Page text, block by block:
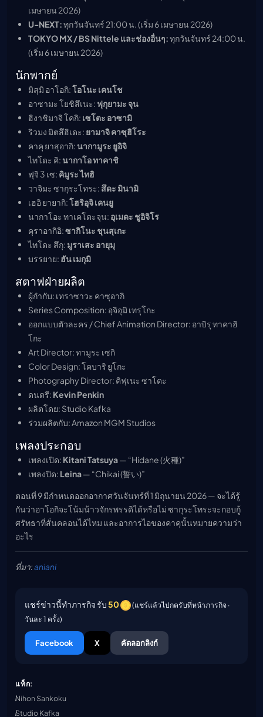
เมษายน 2026)
U-NEXT:ทุกวันจันทร์ 21:00 น. (เริ่ม 6 เมษายน 2026)
TOKYO MX / BS Nittele และช่องอื่นๆ:ทุกวันจันทร์ 24:00 น.
(เริ่ม 6 เมษายน 2026)
นักพากย์
มิสุมิ อาโอกิ:โอโนะ เคนโช
อาซามะ โยชิสึเนะ: ฟุกุยามะ จุน
ฮิงาชิมาจิ โคกิ: เซโตะ อาซามิ
ริวมง มิตสึฮิเดะ: ยามาจิ คาซุฮิโระ
คาคุ ยาสุอากิ: นากามูระ ยูอิจิ
ไทโดะ คิ: นากาโอ ทาคาชิ
ฟุจิ 3 เซ: คิมูระ ไทฮิ
วาจิมะ ซากุระโทระ: สึดะ มินามิ
เฮอิ ยายากิ:โฮริอุจิ เคนยู
นากาโอะ ทาเคโตะจุน: อุเมดะ ชูอิจิโร
คุราอากิอิ:ซากิโนะ ชุนสุเกะ
ไทโดะ สึกุ: มูราเสะ อายุมุ
บรรยาย: ฮัน เมกุมิ
สตาฟฝ่ายผลิต
ผู้กำกับ: เทราซาวะ คาซุอากิ
Series Composition: อุจิอุมิ เทรุโกะ
ออกแบบตัวละคร / Chief Animation Director: อาบิรุ ทาคาฮิ
โกะ
Art Director: ทามูระ เซกิ
Color Design: โคบาริ ยูโกะ
Photography Director: คิฟุเนะ ซาโตะ
ดนตรี: Kevin Penkin
ผลิตโดย: Studio Kafka
ร่วมผลิตกับ: Amazon MGM Studios
เพลงประกอบ
เพลงเปิด: Kitani Tatsuya— “Hidane (火種)”
เพลงปิด: Leina— “Chikai (誓い)”
ตอนที่ 9 มีกำหนดออกอากาศวันจันทร์ที่ 1 มิถุนายน 2026 — จะได้รู้
กันว่าอาโอกิจะโน้มน้าวจักรพรรดิได้หรือไม่ ซากุระโทระจะกอบกู้
ศรัทธาที่สั่นคลอนได้ไหม และอาการไอของคาคุนั้นหมายความว่า
อะไร
ที่มา:aniani
แชร์ข่าวนี้ทำภารกิจ รับ50
(แชร์แล้วไปกดรับที่หน้าภารกิจ ·
วันละ 1 ครั้ง)
Facebook X คัดลอกลิงก์
แท็ก:
Nihon Sankoku
Studio Kafka